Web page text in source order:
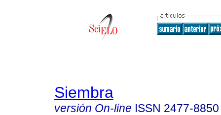
Siembra
versión On-line ISSN 2477-8850